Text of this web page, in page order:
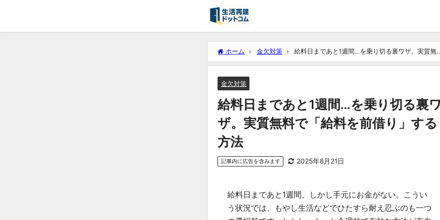
ホーム 金欠対策
給料日まであと1週間…を乗り切る裏ワザ。実質無
料で「給料を前借り」する方法
金欠対策
給料日まであと1週間…を乗り切る裏
ザ。実質無料で「給料を前借り」する
方法
記事内に広告を含みます 2025年8月21日
給料日まであと1週間、しかし手元にお金がない。こうい
う状況では、もやし生活などでひたすら耐え忍ぶのも一つ